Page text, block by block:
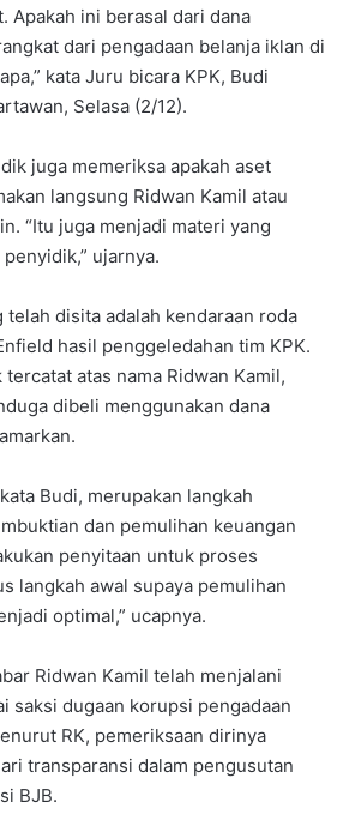
Apakah ini berasal dari dana
dari pengadaan belanja iklan di
kata Juru bicara KPK, Budi
Selasa (2/12).
juga memeriksa apakah aset
langsung Ridwan Kamil atau
“Itu juga menjadi materi yang
ujarnya.
telah disita adalah kendaraan roda
hasil penggeledahan tim KPK.
atas nama Ridwan Kamil,
dibeli menggunakan dana
Budi, merupakan langkah
dan pemulihan keuangan
penyitaan untuk proses
langkah awal supaya pemulihan
optimal,” ucapnya.
Ridwan Kamil telah menjalani
saksi dugaan korupsi pengadaan
RK, pemeriksaan dirinya
transparansi dalam pengusutan
BJB.